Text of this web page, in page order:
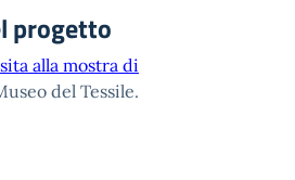
progetto
alla mostra di
del Tessile.